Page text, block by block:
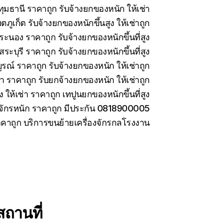
มธานี ราคาถูก รับจ้างยกของหนัก ให้เช่า
ตภูเก็ต รับจ้างยกของหนักขึ้นสูง ให้เช่าถูก
ะนอง ราคาถูก รับจ้างยกของหนักขึ้นที่สูง
ระบุรี ราคาถูก รับจ้างยกของหนักขึ้นที่สูง
รณ์ ราคาถูก รับจ้างยกของหนัก ให้เช่าถูก
ราคาถูก รับยกจ้างยกของหนัก ให้เช่าถูก
ให้เช่า ราคาถูก เทปูนยกของหนักขึ้นที่สูง
กรหนัก ราคาถูก มีประกัน 0818900005
าถูก บริการขนย้ายเครื่องจักรกลโรงงาน
ถานที่